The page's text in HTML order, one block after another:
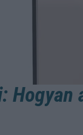
Hogyan